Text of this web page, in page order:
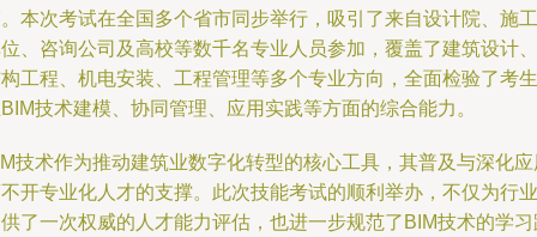
本次考试在全国多个省市同步举行，吸引了来自设计院、施工
、咨询公司及高校等数千名专业人员参加，覆盖了建筑设计、
工程、机电安装、工程管理等多个专业方向，全面检验了考生
技术建模、协同管理、应用实践等方面的综合能力。
技术作为推动建筑业数字化转型的核心工具，其普及与深化应
开专业化人才的支撑。此次技能考试的顺利举办，不仅为行业
了一次权威的人才能力评估，也进一步规范了BIM技术的学习